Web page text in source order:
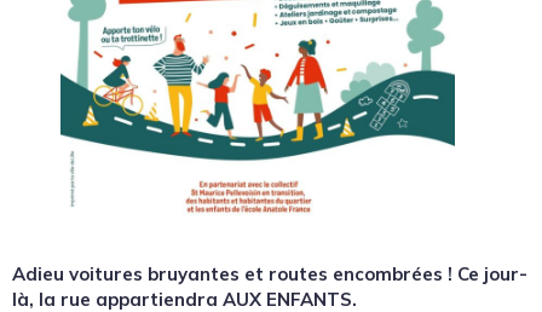
Adieu voitures bruyantes et routes encombrées ! Ce jour-
là, la rue appartiendra AUX ENFANTS.